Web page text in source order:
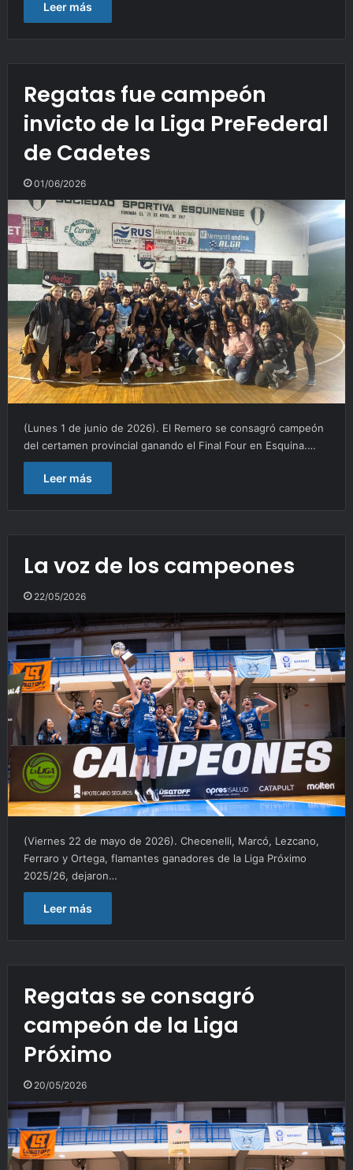
Leer más
Regatas fue campeón
invicto de la Liga PreFederal
de Cadetes
01/06/2026
(Lunes 1 de junio de 2026). El Remero se consagró campeón
del certamen provincial ganando el Final Four en Esquina.…
Leer más
La voz de los campeones
22/05/2026
(Viernes 22 de mayo de 2026). Checenelli, Marcó, Lezcano,
Ferraro y Ortega, flamantes ganadores de la Liga Próximo
2025/26, dejaron…
Leer más
Regatas se consagró
campeón de la Liga
Próximo
20/05/2026